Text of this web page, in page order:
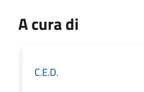
A cura di
C.E.D.